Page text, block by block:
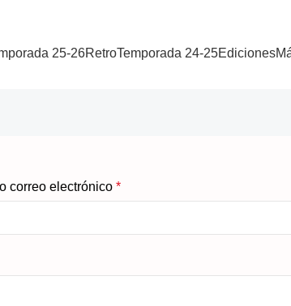
25-26RetroTemporada 24-25Ediciones
correo electrónico *